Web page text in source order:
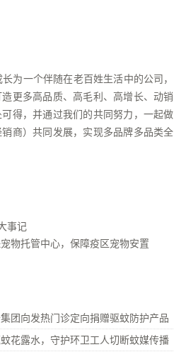
一个伴随在老百姓生活中的公司，
更多高品质、高毛利、高增长、动销
得，并通过我们的共同努力，一起做
商）共同发展，实现多品牌多品类全
事记
物托管中心，保障疫区宠物安置
团向发热门诊定向捐赠驱蚊防护产品
花露水，守护环卫工人切断蚊媒传播